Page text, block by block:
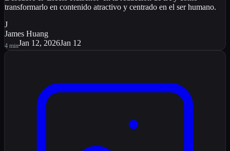
transformarlo en contenido atractivo y centrado en el ser humano.
J
James Huang
4 minJan 12, 2026Jan 12